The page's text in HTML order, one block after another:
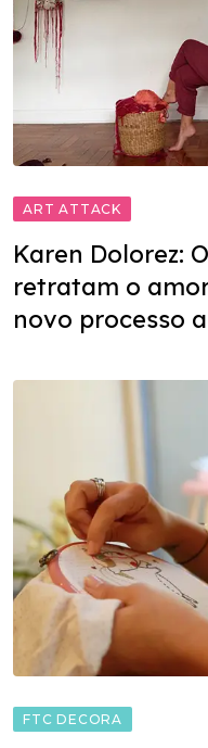
ART ATTACK
Karen Dolorez:
retratam o
novo processo
FTC DECORA